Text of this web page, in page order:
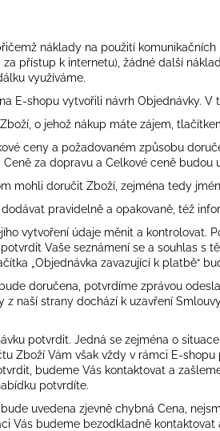
náklady na použití
přístup k internetu), žádné další
využíváme.
E-shopu vytvořili návrh Objednávky.
o jehož nákup máte zájem,
ceny a požadovaném způsobu
za dopravu a Celkové ceně
mohli doručit Zboží, zejména tedy
pravidelně a opakovaně, též
vytvoření údaje měnit a kontrolovat.
Vaše seznámení se a souhlas s
„Objednávka zavazující k platbě“
doručena, potvrdíme zprávou
naší strany dochází k uzavření
potvrdit. Jedná se zejména o
Zboží Vám však vždy v rámci E-
budeme Vás kontaktovat a
potvrdíte.
uvedena zjevně chybná Cena,
Vás budeme bezodkladně